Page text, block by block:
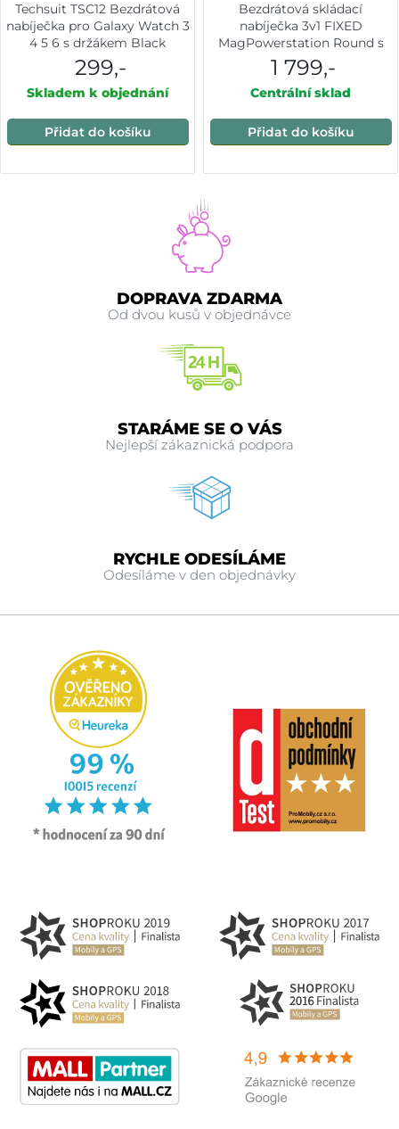
Techsuit TSC12 Bezdrátová
nabíječka pro Galaxy Watch 3
4 5 6 s držákem Black
299,-
Skladem k objednání
Přidat do košíku
Bezdrátová skládací
nabíječka 3v1 FIXED
MagPowerstation Round s
podporou MagSafe,
15W+5W+5W, šedá
1 799,-
Centrální sklad
Přidat do košíku
DOPRAVA ZDARMA
Od dvou kusů v objednávce
STARÁME SE O VÁS
Nejlepší zákaznická podpora
RYCHLE ODESÍLÁME
Odesíláme v den objednávky